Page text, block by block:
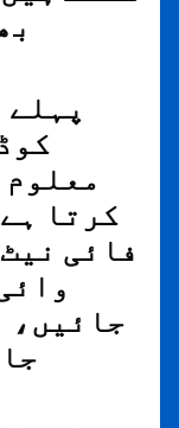
کرتا
فائی
جائیں،